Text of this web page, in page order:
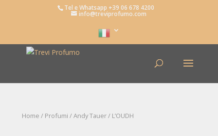
Tel e Whatsapp +39 06 678 4200
info@treviprofumo.com
Home / Profumi /Andy Tauer/ L’OUDH